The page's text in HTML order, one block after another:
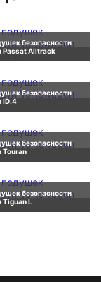
безопасности
Passat Alltrack
безопасности
ID.4
безопасности
Touran
безопасности
Tiguan L